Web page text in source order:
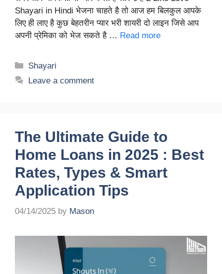
Shayari in Hindi भेजना चाहते है तो आज हम बिलकुल आपके
लिए ही लाए है कुछ बेहतरीन प्यार भरी शायरी दो लाइन जिसे आप
अपनी प्रेमिका को भेज सकते है … Read more
Categories
Shayari
Leave a comment
The Ultimate Guide to
Home Loans in 2025 : Best
Rates, Types & Smart
Application Tips
04/14/2025 by Mason